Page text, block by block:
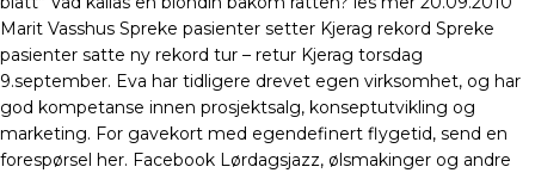
Marit Vasshus Spreke pasienter setter Kjerag rekord Spreke
pasienter satte ny rekord tur – retur Kjerag torsdag
9.september. Eva har tidligere drevet egen virksomhet, og har
god kompetanse innen prosjektsalg, konseptutvikling og
marketing. For gavekort med egendefinert flygetid, send en
forespørsel her. Facebook Lørdagsjazz, ølsmakinger og andre